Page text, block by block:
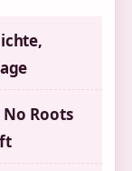
Roots